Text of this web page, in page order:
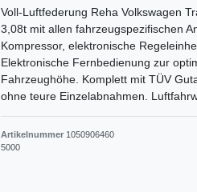
Voll-Luftfederung Reha Volkswagen
3,08t mit allen fahrzeugspezifischen
Kompressor, elektronische
Elektronische Fernbedienung zur
Fahrzeughöhe. Komplett mit TÜV
ohne teure Einzelabnahmen.
Artikelnummer 1050906460
5000